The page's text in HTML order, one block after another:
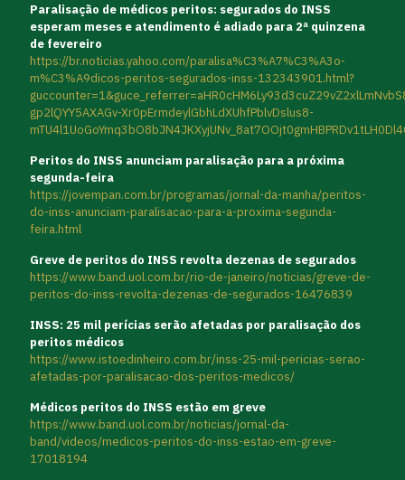
Paralisação de médicos peritos: segurados do INSS
esperam meses e atendimento é adiado para 2ª quinzena
de fevereiro
https://br.noticias.yahoo.com/paralisa%C3%A7%C3%A3o-
m%C3%A9dicos-peritos-segurados-inss-132343901.html?
gp2lQYY5AXAGv-Xr0pErmdeylGbhLdXUhfPblvDslus8-
Peritos do INSS anunciam paralisação para a próxima
segunda-feira
https://jovempan.com.br/programas/jornal-da-manha/peritos-
do-inss-anunciam-paralisacao-para-a-proxima-segunda-
feira.html
Greve de peritos do INSS revolta dezenas de segurados
https://www.band.uol.com.br/rio-de-janeiro/noticias/greve-de-
peritos-do-inss-revolta-dezenas-de-segurados-16476839
INSS: 25 mil perícias serão afetadas por paralisação dos
peritos médicos
https://www.istoedinheiro.com.br/inss-25-mil-pericias-serao-
afetadas-por-paralisacao-dos-peritos-medicos/
Médicos peritos do INSS estão em greve
https://www.band.uol.com.br/noticias/jornal-da-
band/videos/medicos-peritos-do-inss-estao-em-greve-
17018194